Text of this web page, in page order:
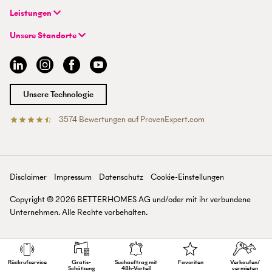
info@betterhomes.ch
FAQ | Immobilienmakler/-in werden
Unternehmen
Hybrides Maklermodell
BETTERHOMES-Erfahrungen
Jobs
Standorte
Presse
Leistungen
Immobilie suchen
Immobilie bewerten
Immobilien-Ratgeber
Immobilienmakler/-in werden
Unsere Standorte
Basel
Chur
Lausanne
Luzern
St. Gallen
Zürichsee
Unsere Technologie
3574Bewertungen auf ProvenExpert.com
Disclaimer Impressum Datenschutz
Cookie-Einstellungen
Copyright ©2026 BETTERHOMES AG und/oder mit ihr verbundene
Unternehmen. Alle Rechte vorbehalten.
Rückruf­service Gratis-
Schätzung
Suchauftrag mit
48h-Vorteil
Favoriten Verkaufen/
vermieten